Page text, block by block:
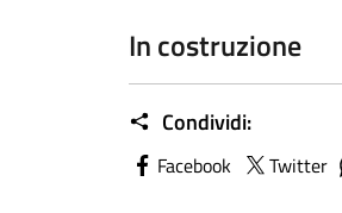
In costruzione
Condividi:
Facebook Twitter